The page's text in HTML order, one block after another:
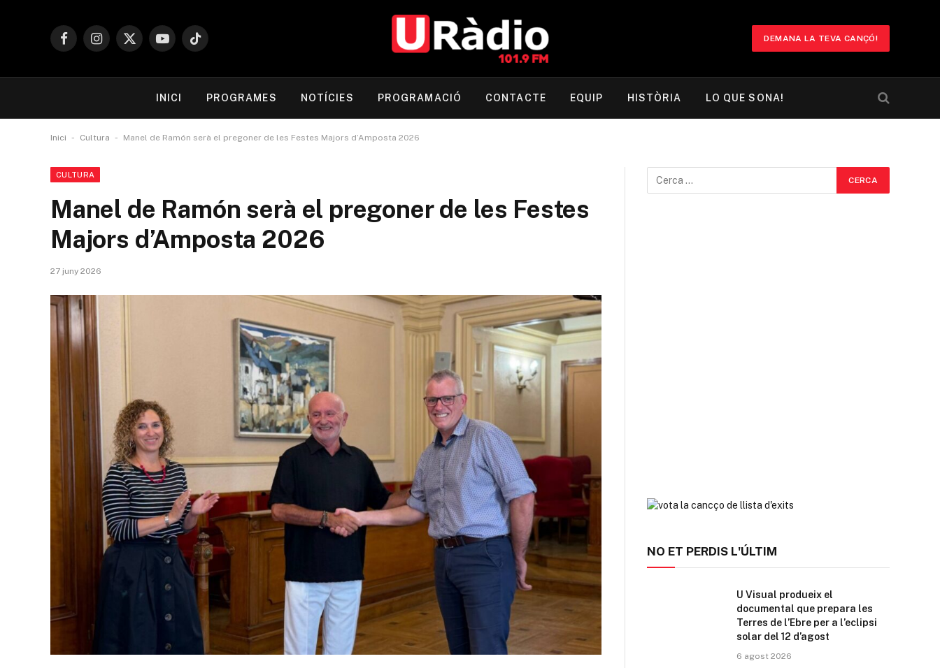
FacebookInstagram
X
YouTubeTikTok
DEMANA LA TEVA CANÇÓ!
INICI PROGRAMES NOTÍCIES PROGRAMACIÓ CONTACTE EQUIP HISTÒRIA LO QUE SONA!
Inici - Cultura - Manel de Ramón serà el pregoner de les Festes Majors d’Amposta 2026
CULTURA
Manel de Ramón serà el pregoner de les Festes
Majors d’Amposta 2026
27 juny 2026
NO ET PERDIS L'ÚLTIM
U Visual produeix el
documental que prepara les
Terres de l’Ebre per a l’eclipsi
solar del 12 d’agost
6 agost 2026